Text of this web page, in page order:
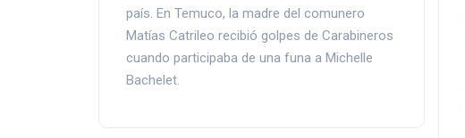
país. En Temuco, la madre del comunero
Matías Catrileo recibió golpes de Carabineros
cuando participaba de una funa a Michelle
Bachelet.